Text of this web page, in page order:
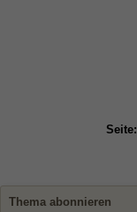
Seite:
Thema abonnieren